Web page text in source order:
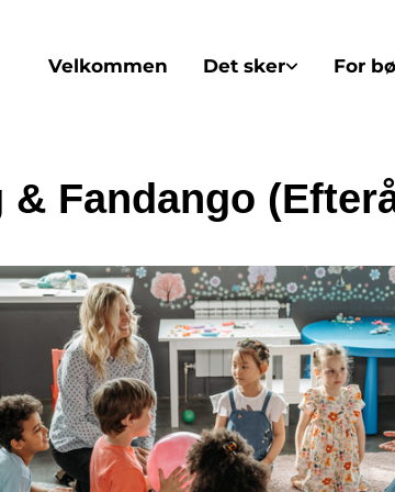
Velkommen Det sker For
& Fandango